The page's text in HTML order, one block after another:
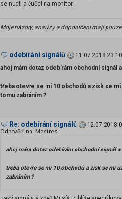
se nudil a čučel na monitor.
Moje názory, analýzy a doporučení mají
odebírání signálů
11.07.2018 23:10
ahoj mám dotaz odebírám obchodní signál
třeba otevře se mi 10 obchodů a zisk se
tomu zabráním ?
Re: odebírání signálů
12.07.2018
Odpověď na: Mastres
ahoj mám dotaz odebírám obchodní signál
třeba otevře se mi 10 obchodů a zisk se mi
zabráním ?